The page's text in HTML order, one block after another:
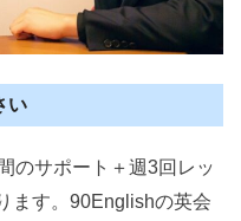
い
のサポート＋週3回レッ
ます。90Englishの英会